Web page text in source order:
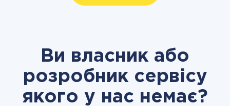
Ви власник або
розробник сервісу
якого у нас немає?